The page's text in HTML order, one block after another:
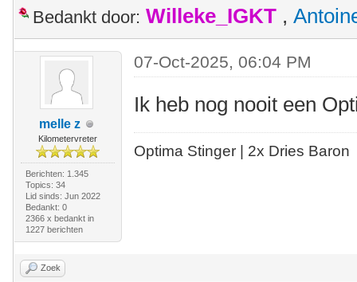
Bedankt door: Willeke_IGKT ,
melle z
Kilometervreter
Berichten: 1.345
Topics: 34
Lid sinds: Jun 2022
Bedankt: 0
2366 x bedankt in
1227 berichten
07-Oct-2025, 06:04 PM
Ik heb nog nooit een
Optima Stinger | 2x Dries Baron
Zoek